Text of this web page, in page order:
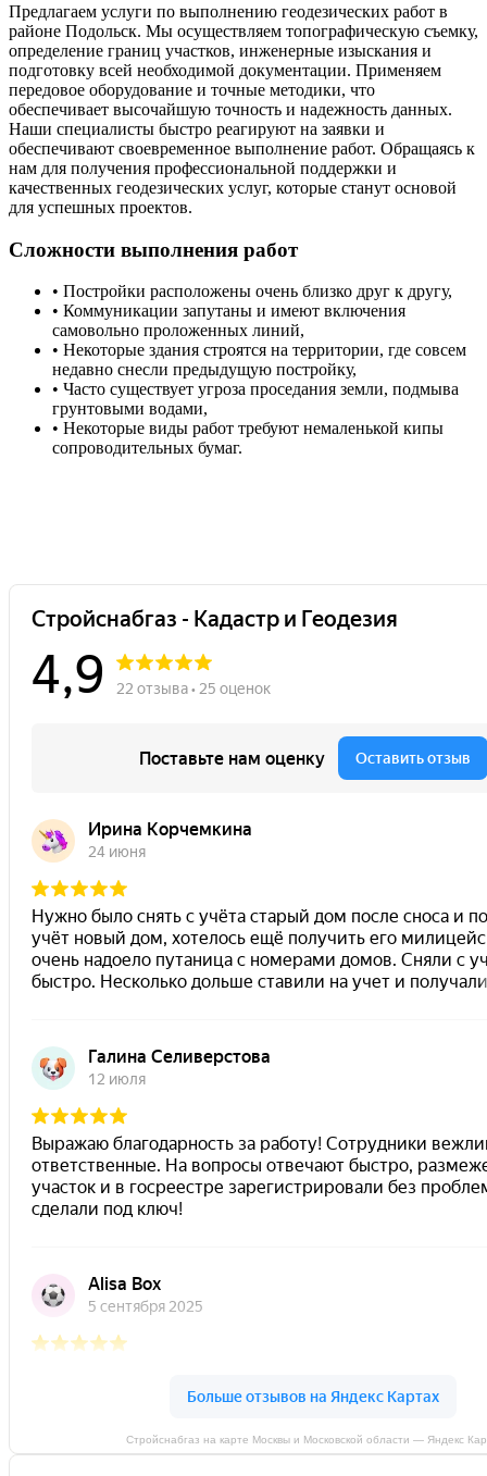
Предлагаем услуги по выполнению геодезических работ в
районе Подольск. Мы осуществляем топографическую съемку,
определение границ участков, инженерные изыскания и
подготовку всей необходимой документации. Применяем
передовое оборудование и точные методики, что
обеспечивает высочайшую точность и надежность данных.
Наши специалисты быстро реагируют на заявки и
обеспечивают своевременное выполнение работ. Обращаясь к
нам для получения профессиональной поддержки и
качественных геодезических услуг, которые станут основой
для успешных проектов.
Сложности выполнения работ
• Постройки расположены очень близко друг к другу,
• Коммуникации запутаны и имеют включения
самовольно проложенных линий,
• Некоторые здания строятся на территории, где совсем
недавно снесли предыдущую постройку,
• Часто существует угроза проседания земли, подмыва
грунтовыми водами,
• Некоторые виды работ требуют немаленькой кипы
сопроводительных бумаг.
Стройснабгаз на карте Москвы и Московской области — Яндекс